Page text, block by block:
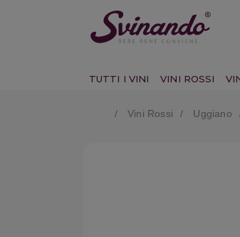
TUTTI I VINI VINI ROSSI
Vini Rossi Uggiano